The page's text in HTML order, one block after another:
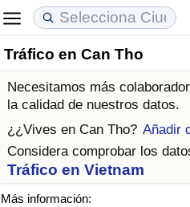
Tráfico en Can Tho
Necesitamos más
la calidad de nuestros datos.
¿¿Vives en Can Tho? Añadir
Considera comprobar los
Tráfico en Vietnam
Más información:
Coste de vida
Índice de Costo de Vida
Índice de Costo de Vida
Índice de costo de vida por
Precios de las propiedades
Índice de Precios de
Índice de Precios de
Índice de Precios de
Calidad de Vida
Índice de Calidad de Vida
Índice de Calidad de Vida
Índice de calidad de vida